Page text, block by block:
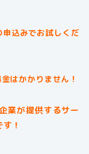
込みでお試しくだ
はかかりません！
業が提供するサー
！